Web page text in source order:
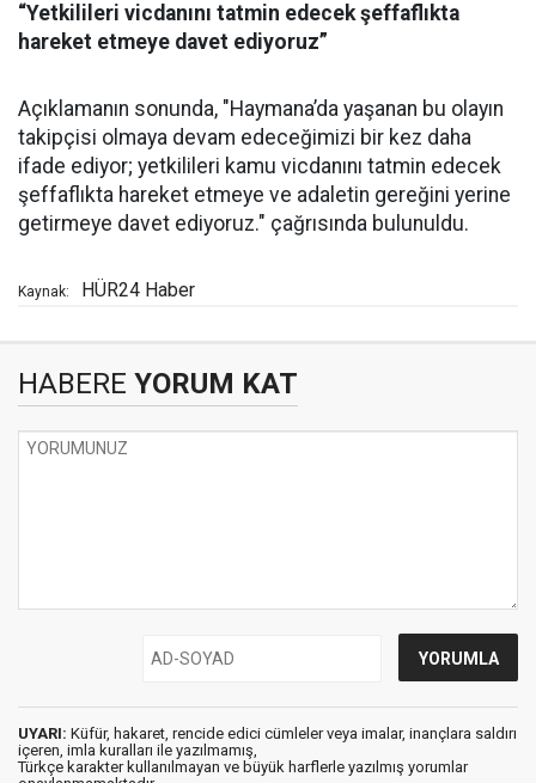
“Yetkilileri vicdanını tatmin edecek şeffaflıkta
hareket etmeye davet ediyoruz”
Açıklamanın sonunda, "Haymana’da yaşanan bu olayın
takipçisi olmaya devam edeceğimizi bir kez daha
ifade ediyor; yetkilileri kamu vicdanını tatmin edecek
şeffaflıkta hareket etmeye ve adaletin gereğini yerine
getirmeye davet ediyoruz." çağrısında bulunuldu.
Kaynak: HÜR24 Haber
HABERE YORUM KAT
UYARI: Küfür, hakaret, rencide edici cümleler veya imalar, inançlara saldırı
içeren, imla kuralları ile yazılmamış,
Türkçe karakter kullanılmayan ve büyük harflerle yazılmış yorumlar